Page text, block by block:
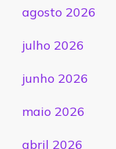
agosto 2026
julho 2026
junho 2026
maio 2026
abril 2026